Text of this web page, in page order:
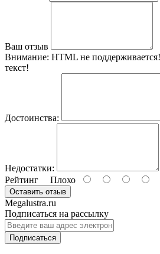
Ваш отзыв
Внимание: HTML не
текст!
Достоинства:
Недостатки:
Рейтинг Плохо
Оставить отзыв
Megalustra.ru
Подписаться на рассылку
Подписаться